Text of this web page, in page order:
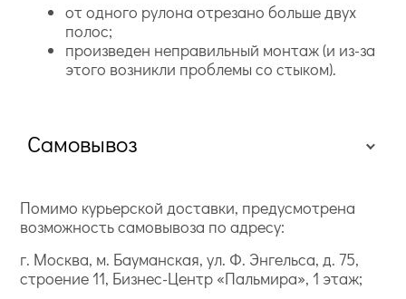
от одного рулона отрезано больше двух
полос;
произведен неправильный монтаж (и из-за
этого возникли проблемы со стыком).
Самовывоз
Помимо курьерской доставки, предусмотрена
возможность самовывоза по адресу:
г. Москва, м. Бауманская, ул. Ф. Энгельса, д. 75,
строение 11, Бизнес-Центр «Пальмира», 1 этаж;